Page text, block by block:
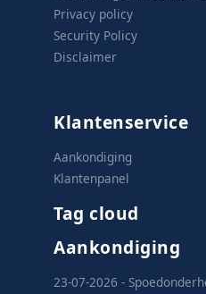
Privacy policy
Security Policy
Disclaimer
Klantenservice
Aankondiging
Klantenpanel
Tag cloud
Aankondiging
23-07-2026 -